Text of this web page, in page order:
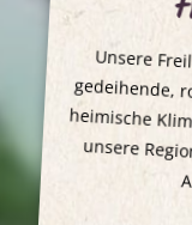
Unsere
heimische
unsere